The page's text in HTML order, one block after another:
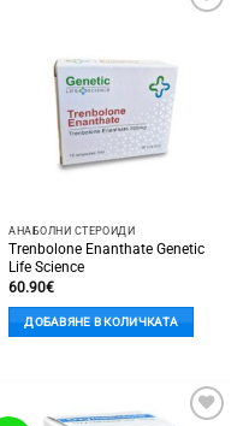
АНАБОЛНИ СТЕРОИДИ
Trenbolone Enanthate Genetic
Life Science
60.90€
ДОБАВЯНЕ В КОЛИЧКАТА